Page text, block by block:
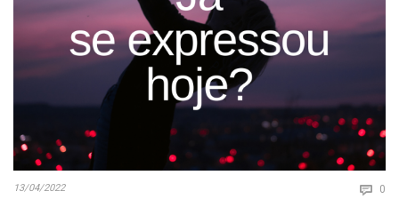
13/04/2022  0